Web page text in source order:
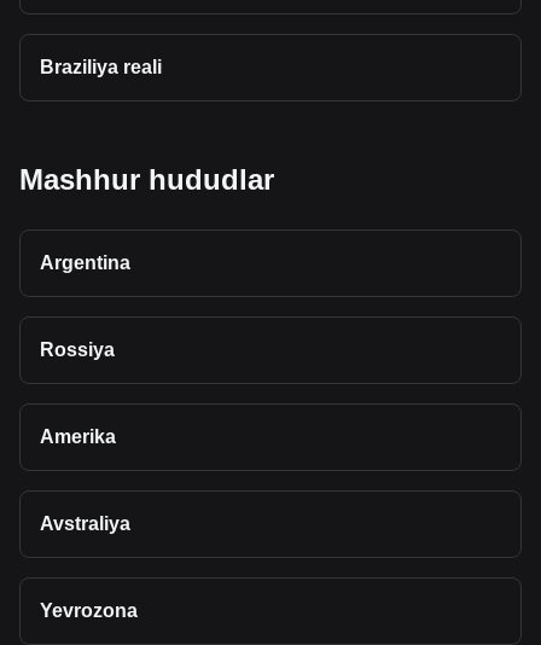
Braziliya reali
Mashhur hududlar
Argentina
Rossiya
Amerika
Avstraliya
Yevrozona